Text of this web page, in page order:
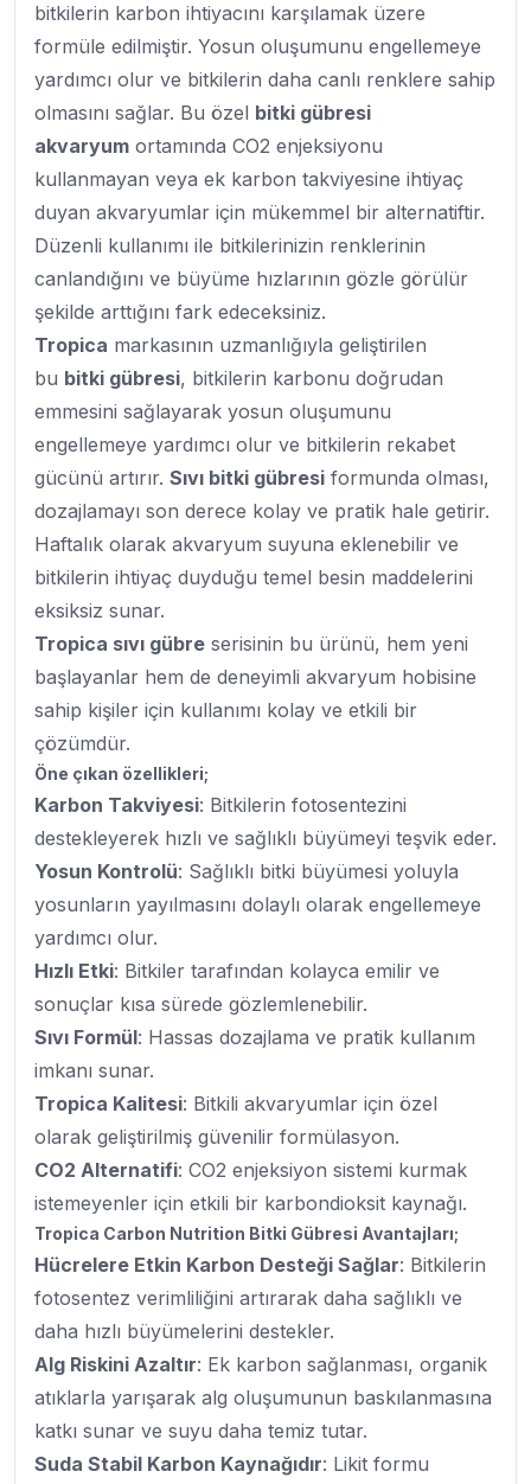
bitkilerin karbon ihtiyacını karşılamak üzere
formüle edilmiştir. Yosun oluşumunu engellemeye
yardımcı olur ve bitkilerin daha canlı renklere sahip
olmasını sağlar. Bu özel bitki gübresi
akvaryum ortamında CO2 enjeksiyonu
kullanmayan veya ek karbon takviyesine ihtiyaç
duyan akvaryumlar için mükemmel bir alternatiftir.
Düzenli kullanımı ile bitkilerinizin renklerinin
canlandığını ve büyüme hızlarının gözle görülür
şekilde arttığını fark edeceksiniz.
Tropica markasının uzmanlığıyla geliştirilen
bu bitki gübresi, bitkilerin karbonu doğrudan
emmesini sağlayarak yosun oluşumunu
engellemeye yardımcı olur ve bitkilerin rekabet
gücünü artırır. Sıvı bitki gübresi formunda olması,
dozajlamayı son derece kolay ve pratik hale getirir.
Haftalık olarak akvaryum suyuna eklenebilir ve
bitkilerin ihtiyaç duyduğu temel besin maddelerini
eksiksiz sunar.
Tropica sıvı gübre serisinin bu ürünü, hem yeni
başlayanlar hem de deneyimli akvaryum hobisine
sahip kişiler için kullanımı kolay ve etkili bir
çözümdür.
Öne çıkan özellikleri;
Karbon Takviyesi: Bitkilerin fotosentezini
destekleyerek hızlı ve sağlıklı büyümeyi teşvik eder.
Yosun Kontrolü: Sağlıklı bitki büyümesi yoluyla
yosunların yayılmasını dolaylı olarak engellemeye
yardımcı olur.
Hızlı Etki: Bitkiler tarafından kolayca emilir ve
sonuçlar kısa sürede gözlemlenebilir.
Sıvı Formül: Hassas dozajlama ve pratik kullanım
imkanı sunar.
Tropica Kalitesi: Bitkili akvaryumlar için özel
olarak geliştirilmiş güvenilir formülasyon.
CO2 Alternatifi: CO2 enjeksiyon sistemi kurmak
istemeyenler için etkili bir karbondioksit kaynağı.
Tropica Carbon Nutrition Bitki Gübresi Avantajları;
Hücrelere Etkin Karbon Desteği Sağlar: Bitkilerin
fotosentez verimliliğini artırarak daha sağlıklı ve
daha hızlı büyümelerini destekler.
Alg Riskini Azaltır: Ek karbon sağlanması, organik
atıklarla yarışarak alg oluşumunun baskılanmasına
katkı sunar ve suyu daha temiz tutar.
Suda Stabil Karbon Kaynağıdır: Likit formu